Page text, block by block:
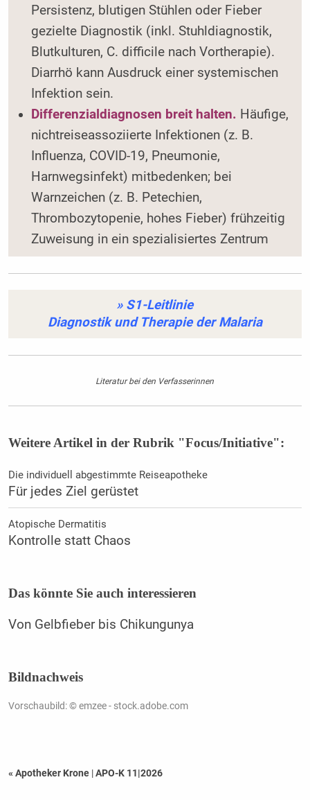
Persistenz, blutigen Stühlen oder Fieber
gezielte Diagnostik (inkl. Stuhldiagnostik,
Blutkulturen, C. difficile nach Vortherapie).
Diarrhö kann Ausdruck einer systemischen
Infektion sein.
Differenzialdiagnosen breit halten. Häufige,
nichtreiseassoziierte Infektionen (z. B.
Influenza, COVID-19, Pneumonie,
Harnwegsinfekt) mitbedenken; bei
Warnzeichen (z. B. Petechien,
Thrombozytopenie, hohes Fieber) frühzeitig
Zuweisung in ein spezialisiertes Zentrum
» S1-Leitlinie
Diagnostik und Therapie der Malaria
Literatur bei den Verfasserinnen
Weitere Artikel in der Rubrik "Focus/Initiative":
Die individuell abgestimmte Reiseapotheke
Für jedes Ziel gerüstet
Atopische Dermatitis
Kontrolle statt Chaos
Das könnte Sie auch interessieren
Von Gelbfieber bis Chikungunya
Bildnachweis
Vorschaubild: © emzee - stock.adobe.com
« Apotheker Krone |APO-K 11|2026